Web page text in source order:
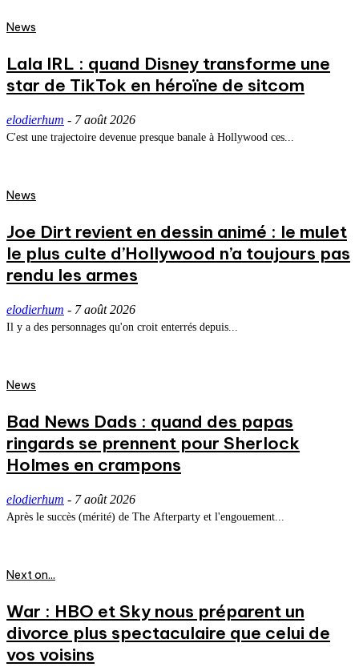
News
Lala IRL : quand Disney transforme une
star de TikTok en héroïne de sitcom
elodierhum - 7 août 2026
C'est une trajectoire devenue presque banale à Hollywood ces...
News
Joe Dirt revient en dessin animé : le mulet
le plus culte d’Hollywood n’a toujours pas
rendu les armes
elodierhum - 7 août 2026
Il y a des personnages qu'on croit enterrés depuis...
News
Bad News Dads : quand des papas
ringards se prennent pour Sherlock
Holmes en crampons
elodierhum - 7 août 2026
Après le succès (mérité) de The Afterparty et l'engouement...
Next on...
War : HBO et Sky nous préparent un
divorce plus spectaculaire que celui de
vos voisins